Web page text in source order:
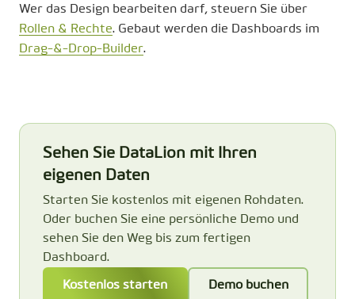
Wer das Design bearbeiten darf, steuern Sie über
Rollen & Rechte. Gebaut werden die Dashboards im
Drag-&-Drop-Builder.
Sehen Sie DataLion mit Ihren
eigenen Daten
Starten Sie kostenlos mit eigenen Rohdaten.
Oder buchen Sie eine persönliche Demo und
sehen Sie den Weg bis zum fertigen
Dashboard.
Kostenlos starten Demo buchen